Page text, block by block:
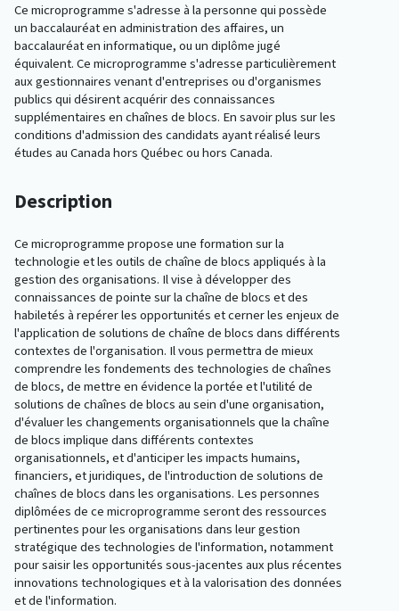
Ce microprogramme s'adresse à la personne qui possède
un baccalauréat en administration des affaires, un
baccalauréat en informatique, ou un diplôme jugé
équivalent. Ce microprogramme s'adresse particulièrement
aux gestionnaires venant d'entreprises ou d'organismes
publics qui désirent acquérir des connaissances
supplémentaires en chaînes de blocs. En savoir plus sur les
conditions d'admission des candidats ayant réalisé leurs
études au Canada hors Québec ou hors Canada.
Description
Ce microprogramme propose une formation sur la
technologie et les outils de chaîne de blocs appliqués à la
gestion des organisations. Il vise à développer des
connaissances de pointe sur la chaîne de blocs et des
habiletés à repérer les opportunités et cerner les enjeux de
l'application de solutions de chaîne de blocs dans différents
contextes de l'organisation. Il vous permettra de mieux
comprendre les fondements des technologies de chaînes
de blocs, de mettre en évidence la portée et l'utilité de
solutions de chaînes de blocs au sein d'une organisation,
d'évaluer les changements organisationnels que la chaîne
de blocs implique dans différents contextes
organisationnels, et d'anticiper les impacts humains,
financiers, et juridiques, de l'introduction de solutions de
chaînes de blocs dans les organisations. Les personnes
diplômées de ce microprogramme seront des ressources
pertinentes pour les organisations dans leur gestion
stratégique des technologies de l'information, notamment
pour saisir les opportunités sous-jacentes aux plus récentes
innovations technologiques et à la valorisation des données
et de l'information.